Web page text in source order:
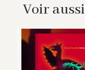
Voir aussi